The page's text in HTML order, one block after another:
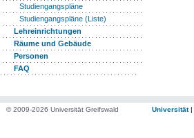
Studiengangspläne
Studiengangspläne (Liste)
Lehreinrichtungen
Räume und Gebäude
Personen
FAQ
© 2009-2026 Universität Greifswald Universität|